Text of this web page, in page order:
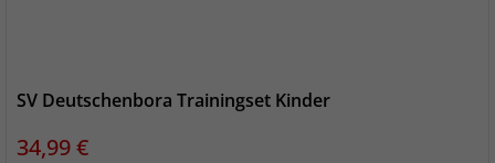
SV Deutschenbora Trainingset Kinder
Preis
34,99 €